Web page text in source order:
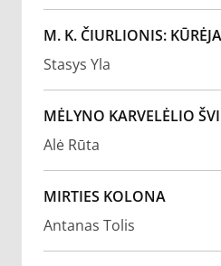
M. K. ČIURLIONIS:
Stasys Yla
MĖLYNO KARVELĖLIO
Alė Rūta
MIRTIES KOLONA
Antanas Tolis